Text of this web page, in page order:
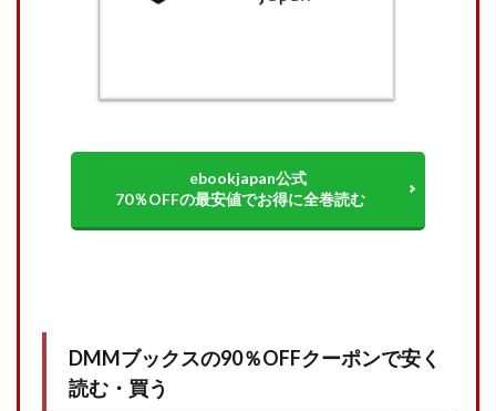
ebookjapan公式
70％OFFの最安値でお得に全巻読む
DMMブックスの90％OFFクーポンで安く
読む・買う